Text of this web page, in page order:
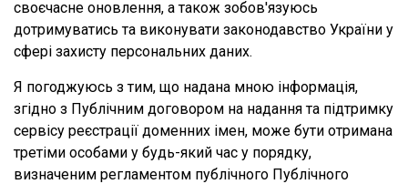
своєчасне оновлення, а також зобов'язуюсь
дотримуватись та виконувати законодавство України у
сфері захисту персональних даних.
Я погоджуюсь з тим, що надана мною інформація,
згідно з Публічним договором на надання та підтримку
сервісу реєстрації доменних імен, може бути отримана
третіми особами у будь-який час у порядку,
визначеним регламентом публічного Публічного